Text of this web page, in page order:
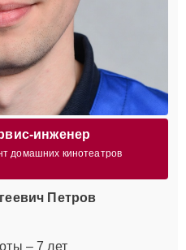
инженер
домашних кинотеатров
Петров
– 7 лет